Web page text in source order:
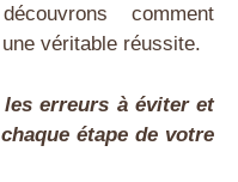
comment
véritable réussite.
erreurs à éviter et
étape de votre